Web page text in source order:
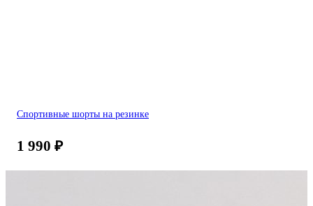
Спортивные шорты на резинке
1 990 ₽